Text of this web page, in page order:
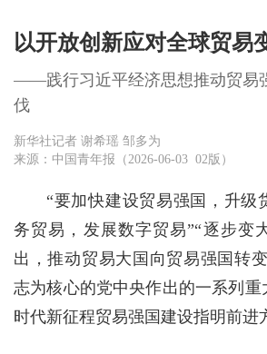
以开放创新应对全球贸易
——践行习近平经济思想推动贸易
伐
新华社记者 谢希瑶 邹多为
来源：中国青年报（2026-06-03 02版）
“要加快建设贸易强国，升级
务贸易，发展数字贸易”“逐步变
出，推动贸易大国向贸易强国转
志为核心的党中央作出的一系列
时代新征程贸易强国建设指明前进